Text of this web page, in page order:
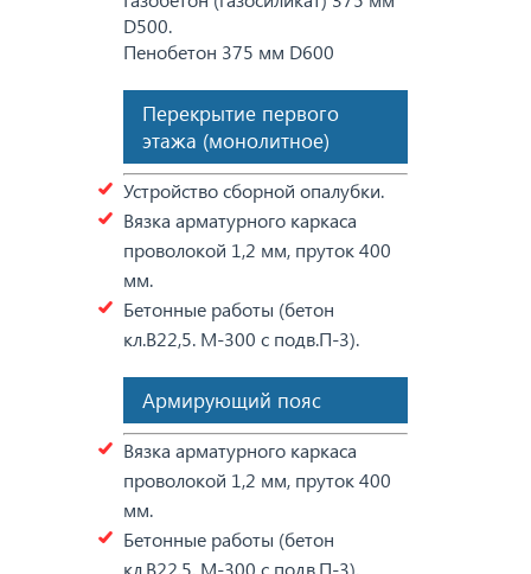
D500.
Пенобетон 375 мм D600
Перекрытие первого
этажа (монолитное)
Устройство сборной опалубки.
Вязка арматурного каркаса
проволокой 1,2 мм, пруток 400
мм.
Бетонные работы (бетон
кл.В22,5. М-300 с подв.П-3).
Армирующий пояс
Вязка арматурного каркаса
проволокой 1,2 мм, пруток 400
мм.
Бетонные работы (бетон
кл.В22,5. М-300 с подв.П-3).